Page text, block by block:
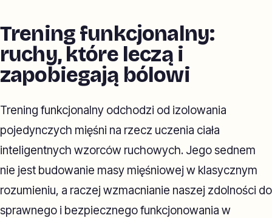
Trening funkcjonalny:
ruchy, które leczą i
zapobiegają bólowi
Trening funkcjonalny odchodzi od izolowania
pojedynczych mięśni na rzecz uczenia ciała
inteligentnych wzorców ruchowych. Jego sednem
nie jest budowanie masy mięśniowej w klasycznym
rozumieniu, a raczej wzmacnianie naszej zdolności do
sprawnego i bezpiecznego funkcjonowania w